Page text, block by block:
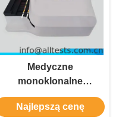
Medyczne
monoklonalne
przeciwciało anty - alfa
HCG hybrydoma do
Najlepszą cenę